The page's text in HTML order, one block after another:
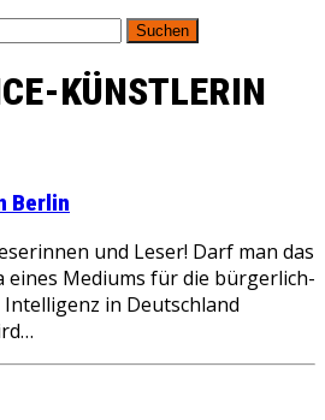
KÜNSTLERIN
Berlin
und Leser! Darf man das
eines Mediums für die bürgerlich-
in Deutschland